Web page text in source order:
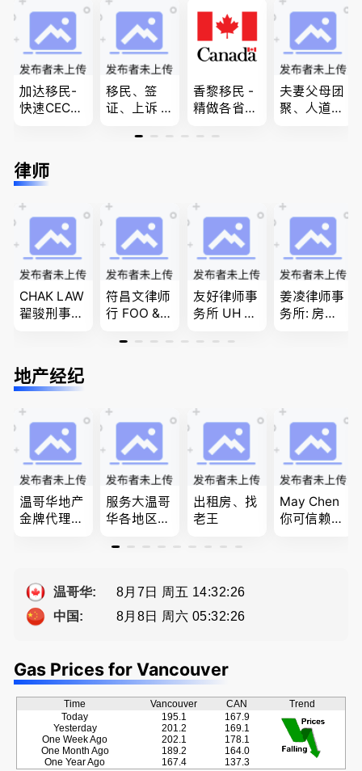
加达移民-
快速CEC&P
民上诉、家
庭团聚，特
商业移民，
名校申请
移民、签
证、上诉 --
责、全程跟
香黎移民 -
精做各省省
签证,工作
问题
夫妻父母团
聚、人道移
移民签证
、翻译和海
牙认证
律师
CHAK LAW
翟骏刑事交
民事诉讼/
房产过户
符昌文律师
行 FOO & C
家庭法, 离
友好律师事
务所 UH LA
BC地区及
姻家庭、遗
嘱遗产
姜凌律师事
务所: 房产
地产经纪
温哥华地产
金牌代理经
恳的朋友
服务大温哥
华各地区的
地产专业持
Sophia Fan
资产规划管
出租房、找
老王
May Chen
你可信赖的
温哥华:
8月7日 周五 14:32:27
中国:
8月8日 周六 05:32:27
Gas Prices for Vancouver
Time Vancouver CAN
Trend
Today
Yesterday
One Week Ago
One Month Ago
One Year Ago
195.1
201.2
202.1
189.2
167.4
167.9
169.1
178.1
164.0
137.3